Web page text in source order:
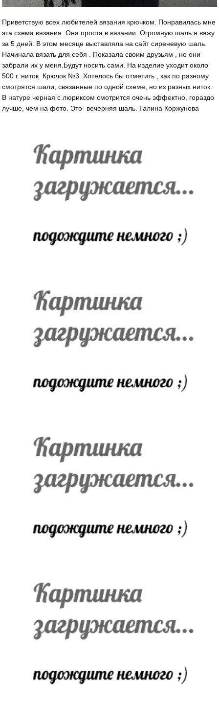
Приветствую всех любителей вязания крючком. Понравилась мне
эта схема вязания .Она проста в вязании. Огромную шаль я вяжу
за 5 дней. В этом месяце выставляла на сайт сиреневую шаль.
Начинала вязать для себя . Показала своим друзьям , но они
забрали их у меня.Будут носить сами. На изделие уходит около
500 г. ниток. Крючок №3. Хотелось бы отметить , как по разному
смотрятся шали, связанные по одной схеме, но из разных ниток.
В натуре черная с люриксом смотрится очень эффектно, гораздо
лучше, чем на фото. Это- вечерняя шаль. Галина Коржунова